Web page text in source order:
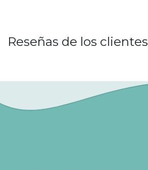
Reseñas de los clientes